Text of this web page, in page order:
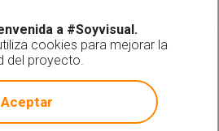
Pescadería
a #Soyvisual.
cookies para mejorar la
del proyecto.
Not valid!
Aceptar